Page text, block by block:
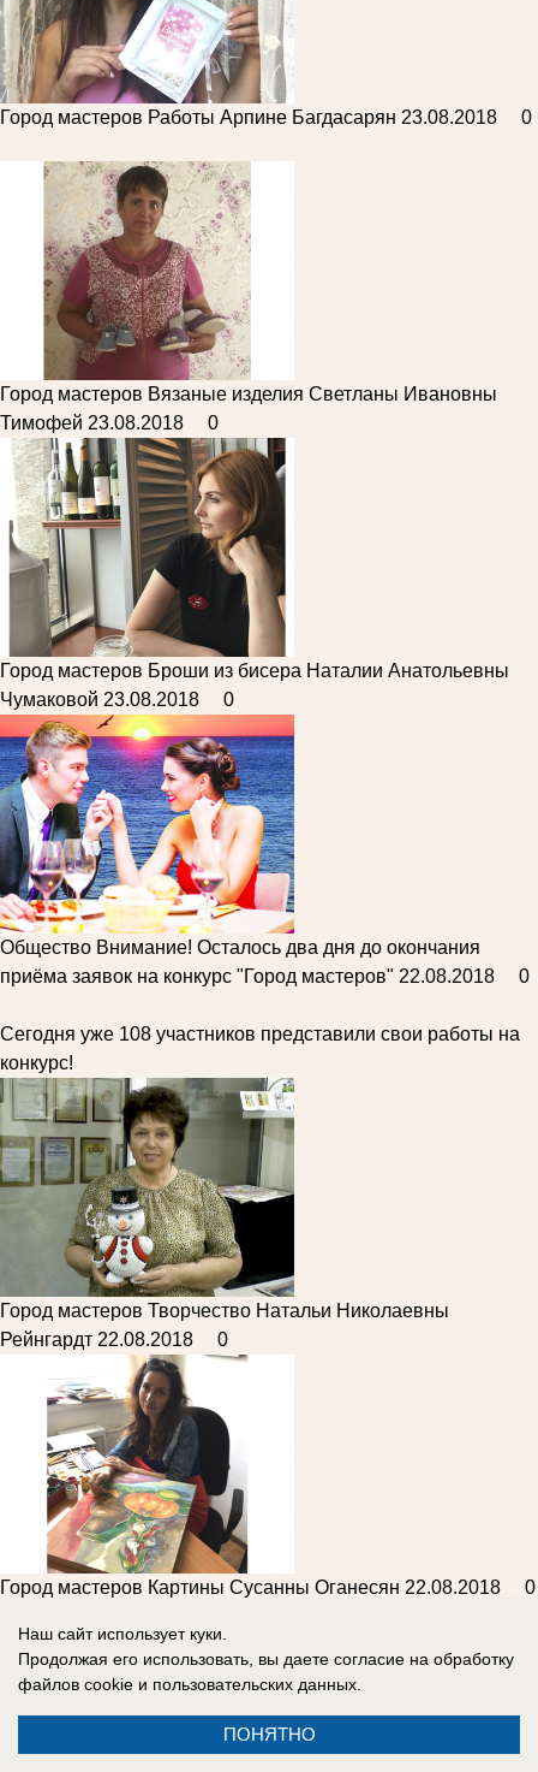
Город мастеров Работы Арпине Багдасарян 23.08.2018 0
Город мастеров Вязаные изделия Светланы Ивановны
Тимофей 23.08.2018 0
Город мастеров Броши из бисера Наталии Анатольевны
Чумаковой 23.08.2018 0
Общество Внимание! Осталось два дня до окончания
приёма заявок на конкурс "Город мастеров" 22.08.2018 0
Сегодня уже 108 участников представили свои работы на
конкурс!
Город мастеров Творчество Натальи Николаевны
Рейнгардт 22.08.2018 0
Город мастеров Картины Сусанны Оганесян 22.08.2018 0
Наш сайт использует куки.
Продолжая его использовать, вы даете согласие на обработку
файлов cookie и пользовательских данных.
ПОНЯТНО